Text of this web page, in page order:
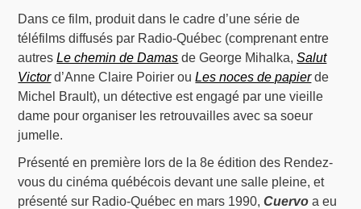
Dans ce film, produit dans le cadre d’une série de
téléfilms diffusés par Radio-Québec (comprenant entre
autresLe chemin de Damas de George Mihalka,Salut
Victord’Anne Claire Poirier ouLes noces de papierde
Michel Brault), un détective est engagé par une vieille
dame pour organiser les retrouvailles avec sa soeur
jumelle.
Présenté en première lors de la 8e édition des Rendez-
vous du cinéma québécois devant une salle pleine, et
présenté sur Radio-Québec en mars 1990,Cuervo a eu